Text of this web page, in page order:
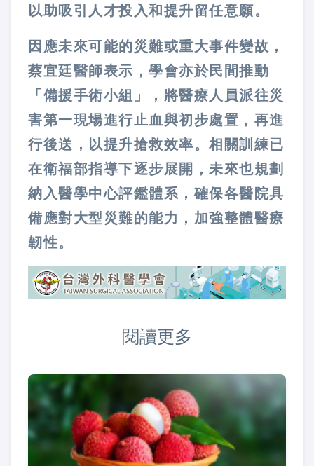
以助吸引人才投入和提升留任意願。
因應未來可能的災難或重大事件變故，
蔡宜廷醫師表示，學會亦於民間推動
「備援手術小組」，將醫療人員派往災
害第一現場進行止血與初步處置，再進
行後送，以提升搶救效率。相關訓練已
在衛福部指導下逐步展開，未來也規劃
納入醫學中心評鑑體系，確保各醫院具
備應對大型災難的能力，加強整體醫療
韌性。
閱讀更多